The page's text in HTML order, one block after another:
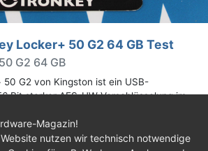
Locker+ 50 G2 64 GB Test
G2 64 GB
50 G2 von Kingston ist ein USB-
Bit starker AES-HW-Verschlüsselung im
das 64-GB-Modell im Praxistest
Magazin!
nutzen wir technisch notwendige